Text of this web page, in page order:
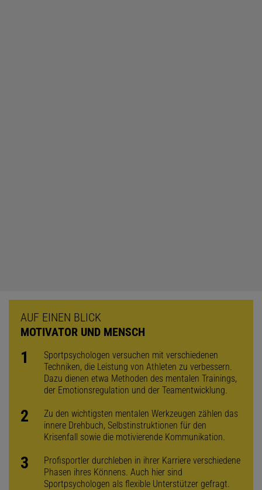
AUF EINEN BLICK
MOTIVATOR UND MENSCH
Sportpsychologen versuchen mit verschiedenen
Techniken, die Leistung von Athleten zu verbessern.
Dazu dienen etwa Methoden des mentalen Trainings,
der Emotionsregulation und der Teamentwicklung.
Zu den wichtigsten mentalen Werkzeugen zählen das
innere Drehbuch, Selbstinstruktionen für den
Krisenfall sowie die motivierende Kommu­nikation.
Profisportler durchleben in ihrer Karriere ver­schiedene
Phasen ihres Könnens. Auch hier sind
Sportpsychologen als flexible Unterstützer gefragt.